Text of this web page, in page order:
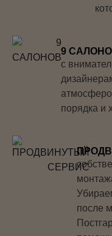
9
с
порядка и
после